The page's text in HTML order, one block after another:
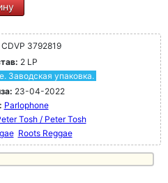
CDVP 3792819
2 LP
Заводская упаковка.
23-04-2022
Parlophone
Tosh / Peter Tosh
Roots Reggae